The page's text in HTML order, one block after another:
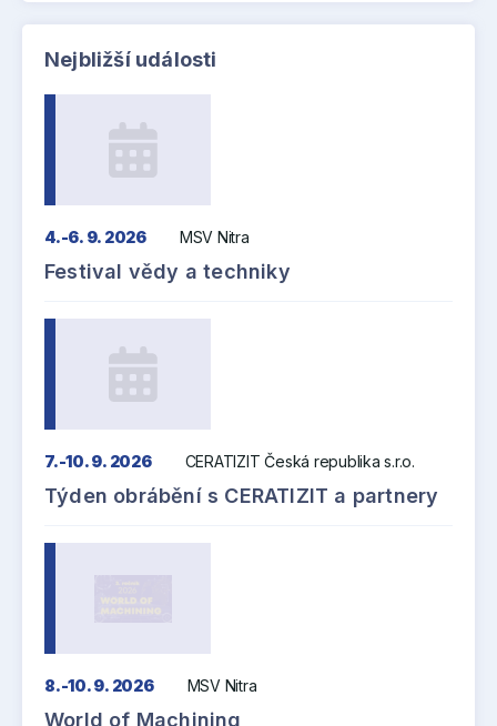
Nejbližší události
4.-6. 9. 2026 MSV Nitra
Festival vědy a techniky
7.-10. 9. 2026 CERATIZIT Česká republika s.r.o.
Týden obrábění s CERATIZIT a partnery
8.-10. 9. 2026 MSV Nitra
World of Machining